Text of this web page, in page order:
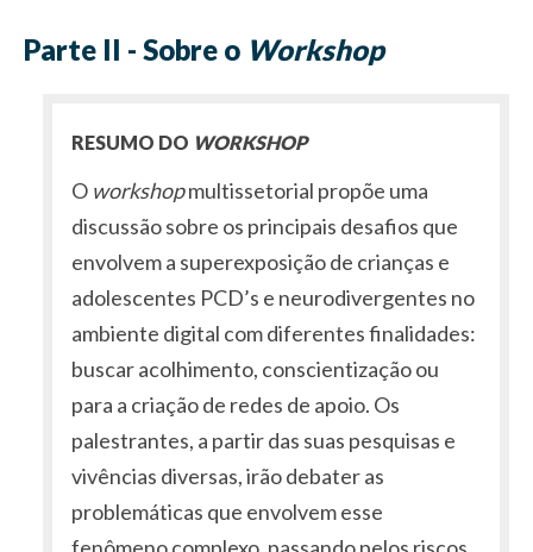
Parte II - Sobre o Workshop
RESUMO DO WORKSHOP
O workshopmultissetorial propõe uma
discussão sobre os principais desafios que
envolvem a superexposição de crianças e
adolescentes PCD’s e neurodivergentes no
ambiente digital com diferentes finalidades:
buscar acolhimento, conscientização ou
para a criação de redes de apoio. Os
palestrantes, a partir das suas pesquisas e
vivências diversas, irão debater as
problemáticas que envolvem esse